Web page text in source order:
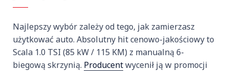
Najlepszy wybór zależy od tego, jak zamierzasz
użytkować auto. Absolutny hit cenowo-jakościowy to
Scala 1.0 TSI (85 kW / 115 KM) z manualną 6-
biegową skrzynią. Producentwycenił ją w promocji